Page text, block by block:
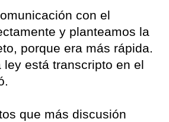
con el
y planteamos la
porque era más rápida.
ley está transcripto en el
que más discusión